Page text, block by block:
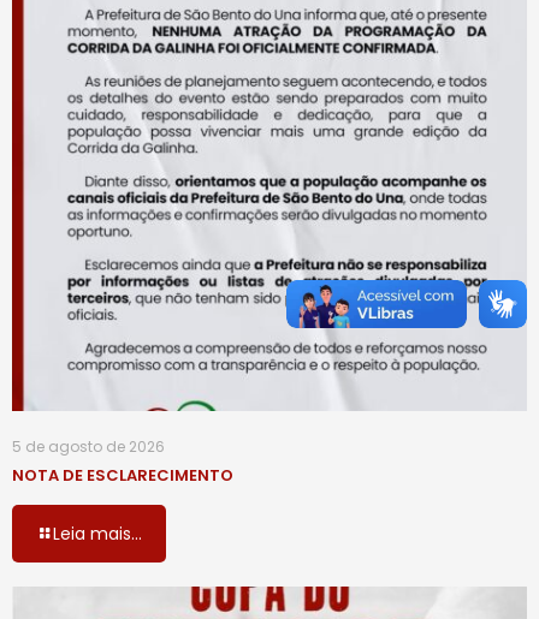
5 de agosto de 2026
NOTA DE ESCLARECIMENTO
Leia mais...